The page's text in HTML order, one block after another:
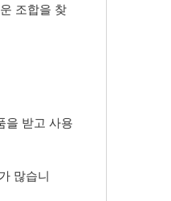
조합을 찾
을 받고 사용
많습니